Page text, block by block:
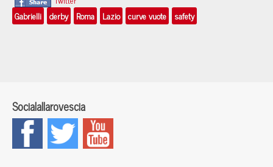
Gabrielli derby Roma Lazio curve vuote safety
Socialallarovescia